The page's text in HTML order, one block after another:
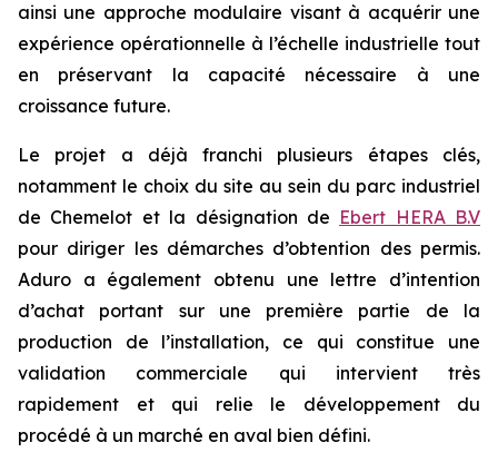
ainsi une approche modulaire visant à acquérir une
expérience opérationnelle à l’échelle industrielle tout
en préservant la capacité nécessaire à une
croissance future.
Le projet a déjà franchi plusieurs étapes clés,
notamment le choix du site au sein du parc industriel
de Chemelot et la désignation de Ebert HERA B.V
pour diriger les démarches d’obtention des permis.
Aduro a également obtenu une lettre d’intention
d’achat portant sur une première partie de la
production de l’installation, ce qui constitue une
validation commerciale qui intervient très
rapidement et qui relie le développement du
procédé à un marché en aval bien défini.